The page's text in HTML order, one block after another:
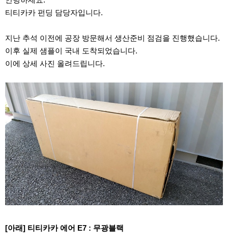
티티카카 펀딩 담당자입니다.
지난 추석 이전에 공장 방문해서 생산준비 점검을 진행했습니다.
이후 실제 샘플이 국내 도착되었습니다.
이에 상세 사진 올려드립니다.
[아래] 티티카카 에어 E7 : 무광블랙